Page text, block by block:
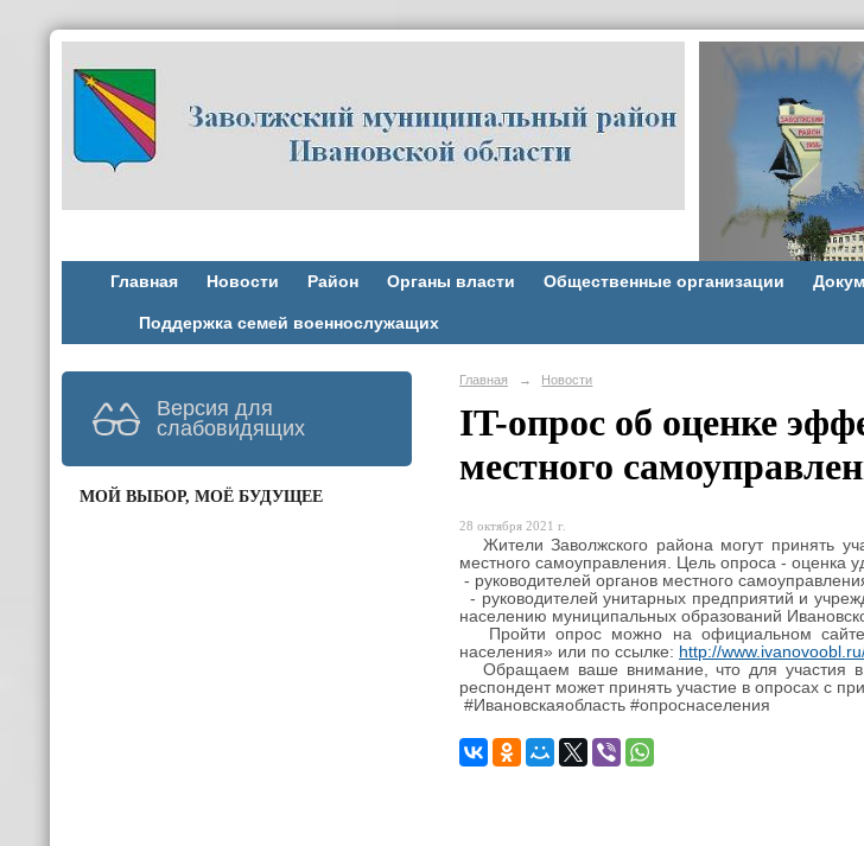
Главная Новости Район Органы власти Общественные организации
Поддержка семей военнослужащих
Версия для
слабовидящих
МОЙ ВЫБОР, МОЁ БУДУЩЕЕ
Главная → Новости
IT-опрос об оценке
местного
28 октября 2021 г.
Жители Заволжского района могут принять
местного самоуправления. Цель опроса - оценка
- руководителей органов местного
- руководителей унитарных предприятий и
населению муниципальных образований
Пройти опрос можно на официальном сайте
населения» или по ссылке: http://
Обращаем ваше внимание, что для участия в
респондент может принять участие в опросах с
#Ивановскаяобласть #опроснаселения